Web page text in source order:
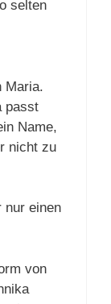
selten
Maria.
passt
Name,
nicht zu
nur einen
von